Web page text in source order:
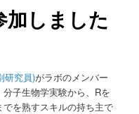
加しました
研究員)がラボのメンバー
子生物学実験から、Rを
を熟すスキルの持ち主で